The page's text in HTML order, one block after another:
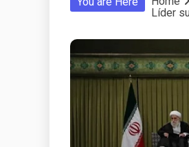
Líder